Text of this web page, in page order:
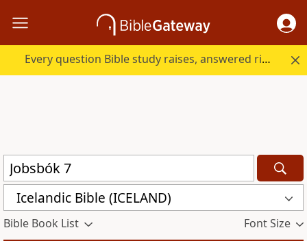
Every question Bible study raises, answered right here.
Icelandic Bible (ICELAND)
Bible Book List Font Size